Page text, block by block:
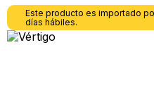
Este producto es importado
días hábiles.